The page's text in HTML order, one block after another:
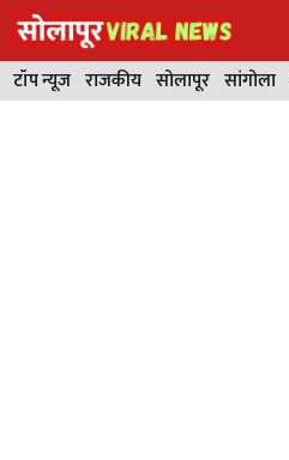
Skip
to
content
टॉप न्यूज राजकीय सोलापूर सांगोला